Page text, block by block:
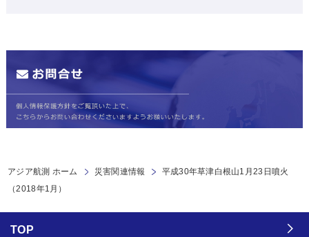
アジア航測 ホーム 災害関連情報
平成30年草津白根山1月23日噴火
（2018年1月）
TOP